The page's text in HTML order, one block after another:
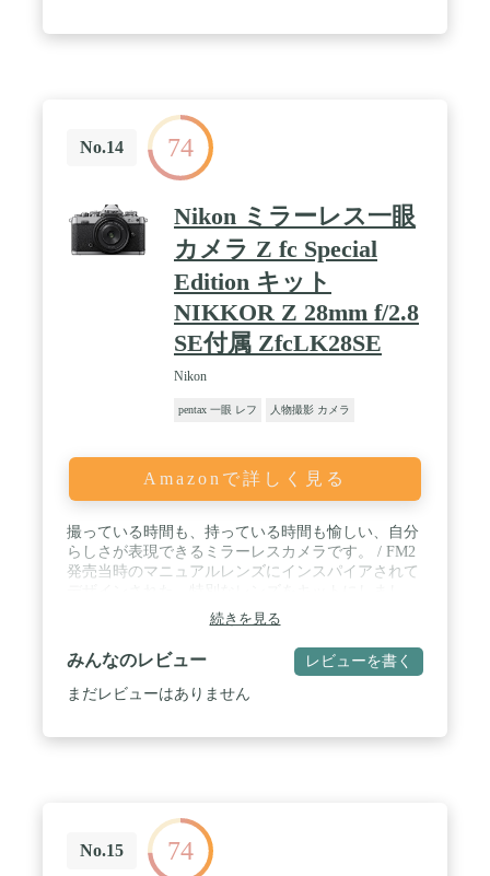
No.14 74
Nikon ミラーレス一眼
カメラ Z fc Special
Edition キット
NIKKOR Z 28mm f/2.8
SE付属 ZfcLK28SE
Nikon
pentax 一眼 レフ 人物撮影 カメラ
Amazonで詳しく見る
撮っている時間も、持っている時間も愉しい、自分
らしさが表現できるミラーレスカメラです。 / FM2
発売当時のマニュアルレンズにインスパイアされて
た。 / カメラ天面には、3つのダイヤルと F値が表示
される小窓を配置。1機能に1ダイヤルのシンプル操
作。一目で設定値が確認でき、実は初心者にもやさ
しい設計です。 / ボディの重さはわずか390gながら
しっかりとした本物志向の作り。Nikonならではの
続きを見る
みんなのレビュー レビューを書く
まだレビューはありません
No.15 74